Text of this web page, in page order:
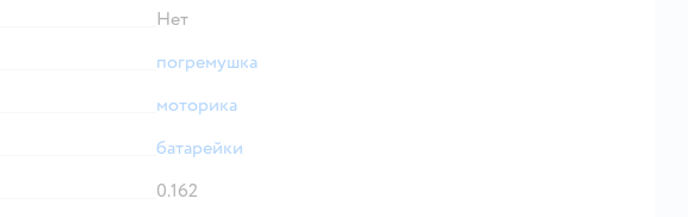
Нет
погремушка
моторика
батарейки
0.162